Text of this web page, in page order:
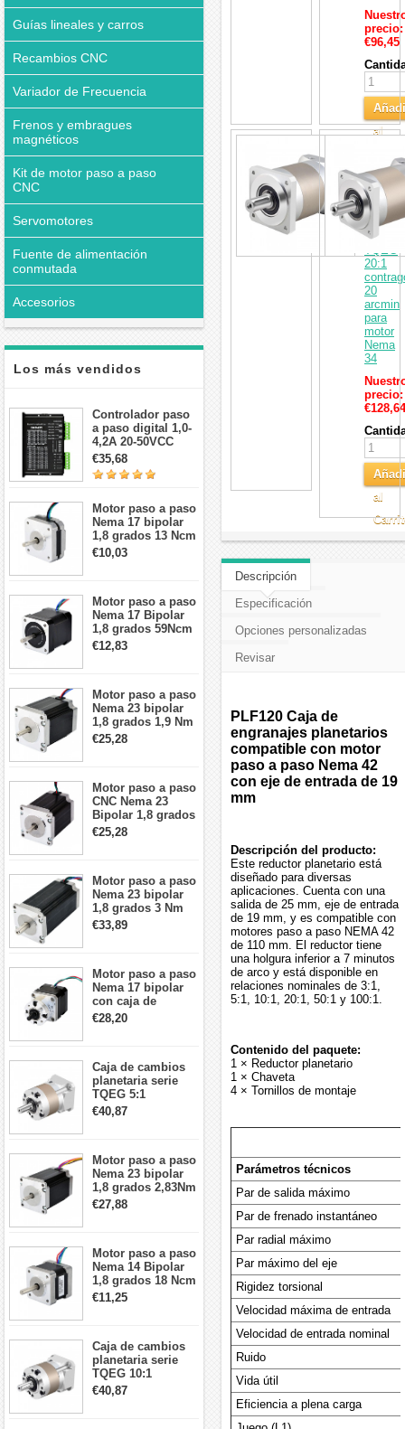
Guías lineales y carros
Recambios CNC
Variador de Frecuencia
Frenos y embragues
magnéticos
Kit de motor paso a paso
CNC
Servomotores
Fuente de alimentación
conmutada
Accesorios
Los más vendidos
Controlador paso
a paso digital 1,0-
4,2A 20-50VCC
para motor paso a
paso Nema 17, 23,
24
€35,68
Motor paso a paso
Nema 17 bipolar
1,8 grados 13 Ncm
1A 3,5 V
42x42x20mm 4
€10,03
Motor paso a paso
Nema 17 Bipolar
1,8 grados 59Ncm
2A 42x48mm 4
cables compatible
€12,83
Motor paso a paso
Nema 23 bipolar
1,8 grados 1,9 Nm
2,8 A 3,2 V
57x57x76mm 4
€25,28
Motor paso a paso
CNC Nema 23
Bipolar 1,8 grados
1,9 Nm 3A 3,36 V
57x57x76mm 4
€25,28
Motor paso a paso
Nema 23 bipolar
1,8 grados 3 Nm
4,2A 57x57x114mm
motor paso a paso
€33,89
Motor paso a paso
Nema 17 bipolar
con caja de
cambios planetaria
5:1 longitud 33mm
Robot CNC DIY
€28,20
Caja de cambios
planetaria serie
TQEG 5:1
contragolpe 15
arcmin para motor
€40,87
Motor paso a paso
Nema 23 bipolar
1,8 grados 2,83Nm
4A 2,26 V
57x57x84mm 8
€27,88
Motor paso a paso
Nema 14 Bipolar
1,8 grados 18 Ncm
0,8 A 5,74 V 35 x
35 x 34 mm 4
€11,25
Caja de cambios
planetaria serie
TQEG 10:1
contragolpe 15
arcmin para motor
€40,87
precio:
€96,45
al
de
Nema
34
serie
TQEG
20:1
20
arcmin
para
motor
Nema
34
precio:
€128,64
al
Descripción
Especificación
Opciones personalizadas
Revisar
PLF120 Caja de
engranajes planetarios
compatible con motor
paso a paso Nema 42
con eje de entrada de 19
mm
Descripción del producto:
Este reductor planetario está
diseñado para diversas
aplicaciones. Cuenta con una
salida de 25 mm, eje de entrada
de 19 mm, y es compatible con
motores paso a paso NEMA 42
de 110 mm. El reductor tiene
una holgura inferior a 7 minutos
de arco y está disponible en
relaciones nominales de 3:1,
5:1, 10:1, 20:1, 50:1 y 100:1.
Contenido del paquete:
1 × Reductor planetario
1 × Chaveta
4 × Tornillos de montaje
Parámetros técnicos
Par de salida máximo
Par de frenado instantáneo
Par radial máximo
Par máximo del eje
Rigidez torsional
Velocidad máxima de entrada
Velocidad de entrada nominal
Ruido
Vida útil
Eficiencia a plena carga